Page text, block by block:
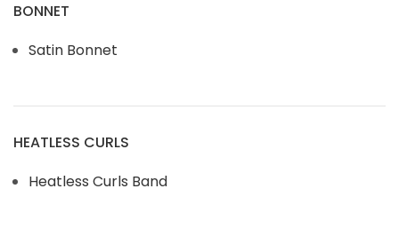
BONNET
Satin Bonnet
HEATLESS CURLS
Heatless Curls Band